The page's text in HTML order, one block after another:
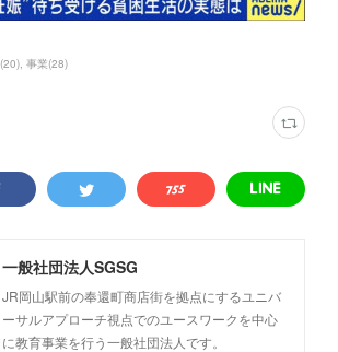
(20) 事業(28)
一般社団法人SGSG
JR岡山駅前の奉還町商店街を拠点にするユニバ
ーサルアプローチ視点でのユースワークを中心
に教育事業を行う一般社団法人です。